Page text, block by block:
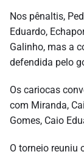
Nos pênaltis,
Eduardo,
Galinho, mas a
defendida pelo
Os cariocas
com Miranda,
Gomes, Caio
O torneio reuniu